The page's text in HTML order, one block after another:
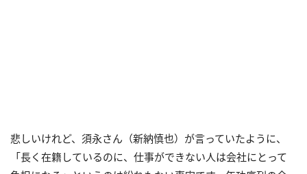
悲しいけれど、須永さん（新納慎也）が言っていたように、
「長く在籍しているのに、仕事ができない人は会社にとって